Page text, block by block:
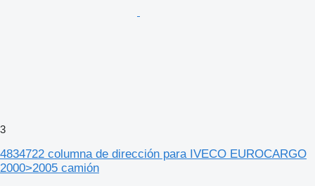
3
4834722 columna de dirección para IVECO EUROCARGO
2000>2005 camión